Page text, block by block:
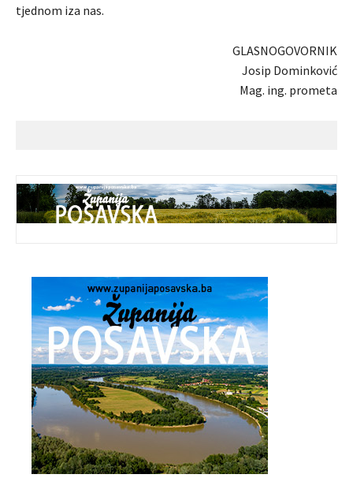
tjednom iza nas.
GLASNOGOVORNIK
Josip Dominković
Mag. ing. prometa